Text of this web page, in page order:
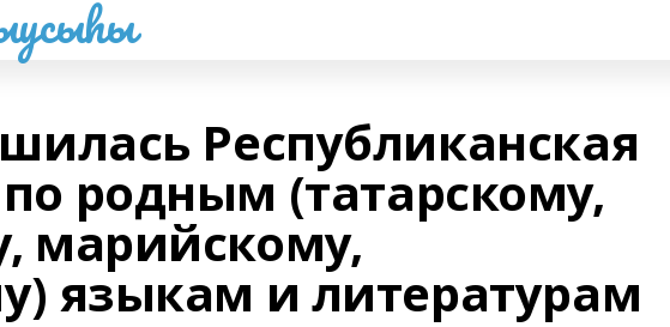
Республиканская
родным (татарскому,
марийскому,
языкам и литературам